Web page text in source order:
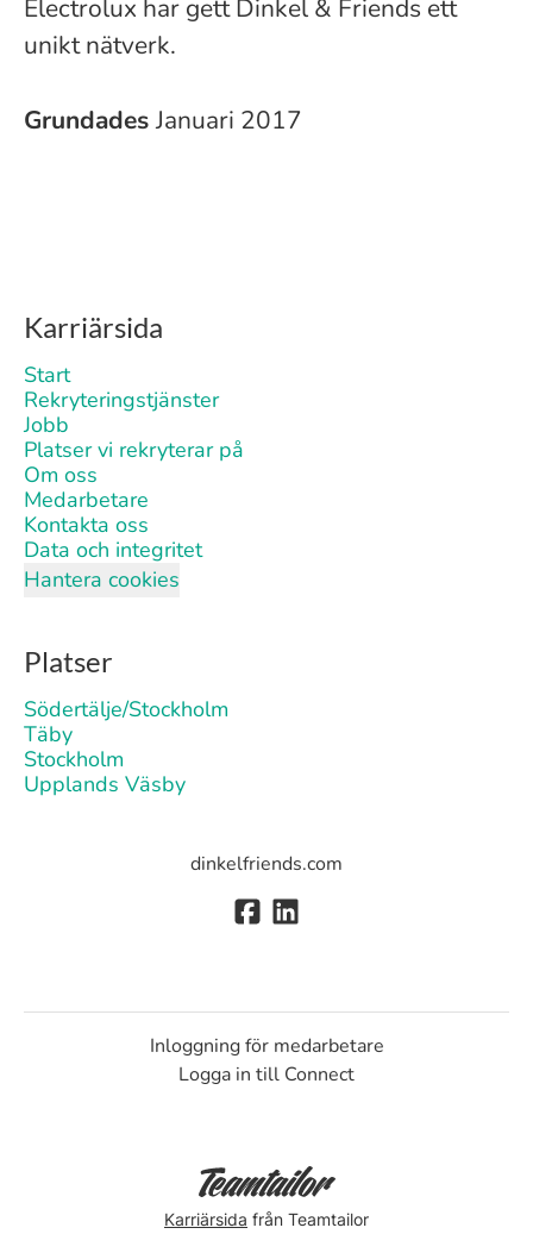
Electrolux har gett Dinkel & Friends ett
unikt nätverk.
GrundadesJanuari 2017
Karriärsida
Start
Rekryteringstjänster
Jobb
Platser vi rekryterar på
Om oss
Medarbetare
Kontakta oss
Data och integritet
Hantera cookies
Platser
Södertälje/Stockholm
Täby
Stockholm
Upplands Väsby
dinkelfriends.com
Inloggning för medarbetare
Logga in till Connect
Karriärsida från Teamtailor